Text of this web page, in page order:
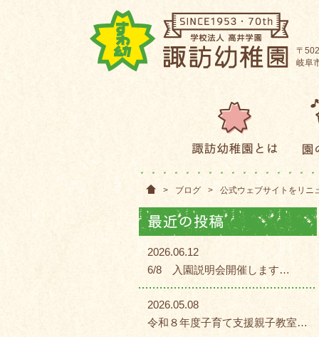
〒
岐阜
> ブログ > 公式ウェブサイトをリニ
2026.06.12
6/8 入園説明会開催します…
2026.05.08
令和８年度子育て支援親子教室…